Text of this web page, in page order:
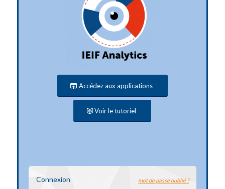
Accédez aux applications
Voir le tutoriel
Connexion mot de passe oublié ?